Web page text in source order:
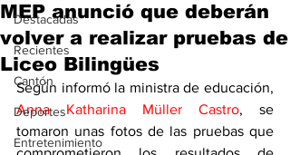
Destacadas
Recientes
Cantón
Deportes
Entretenimiento
MEP anunció que deberán
volver a realizar pruebas de
Liceo Bilingües
Anna Katharina Müller Castro, se
tomaron unas fotos de las pruebas que